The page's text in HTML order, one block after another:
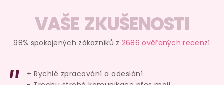
VAŠE ZKUŠENOSTI
98% spokojených zákazníků z 2686 ověřených recenzí
+ Rychlé zpracování a odeslání